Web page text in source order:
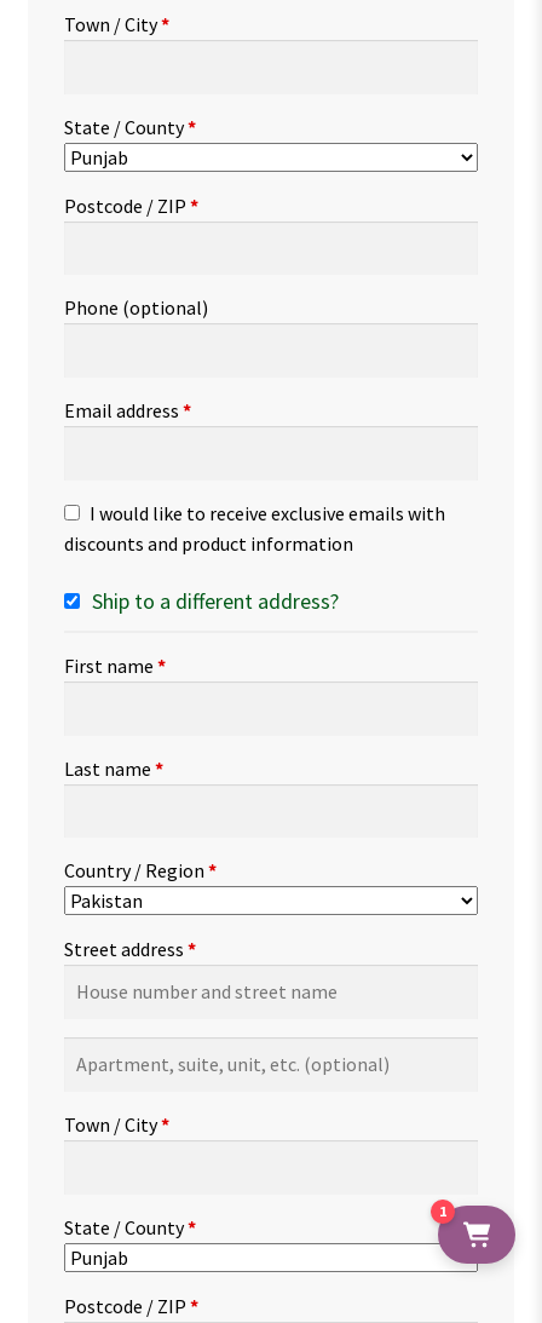
etc.(optional)
Town / City*
State / County*
Postcode / ZIP *
Phone (optional)
Email address *
I would like to receive exclusive emails with
discounts and product information
Ship to a different address?
First name *
Last name *
Country / Region *
Street address *
suite,
etc.(optional)
Town / City*
State / County*
Postcode / ZIP *
1